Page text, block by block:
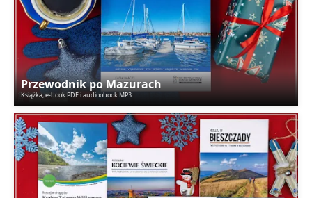
Przewodnik po Mazurach
Książka, e-book PDF i audioobook MP3